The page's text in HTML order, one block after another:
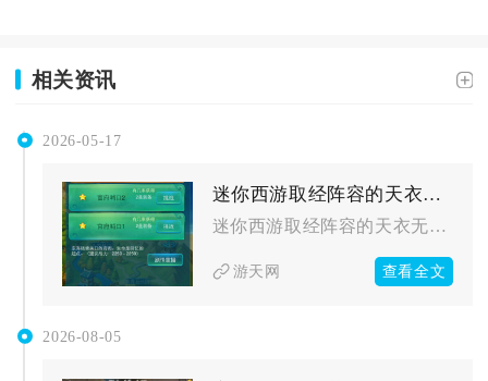
相关资讯
2026-05-17
迷你西游取经阵容的天衣无缝搭配方法有哪些
迷你西游取经阵容的天衣无缝搭配，核心在于“前排稳抗、后排强奶...
游天网 查看全文
2026-08-05